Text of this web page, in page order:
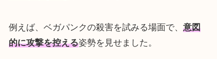
例えば、ベガパンクの殺害を試みる場面で、 意図
的に攻撃を控える姿勢を見せました。